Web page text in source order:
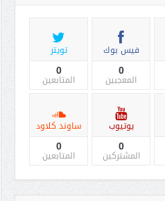
فيس بوك
0
المعجبين
تويتر
0
المتابعين
يوتيوب
0
المشتركين
ساوند كلاود
0
المتابعين